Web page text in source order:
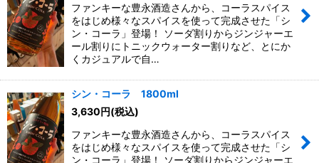
ファンキーな豊永酒造さんから、コーラスパイス
をはじめ様々なスパイスを使って完成させた「シ
ン・コーラ」登場！ ソーダ割りからジンジャーエ
ール割りにトニックウォーター割りなど、とにか
くカジュアルで自…
シン・コーラ 1800ml
3,630円(税込)
ファンキーな豊永酒造さんから、コーラスパイス
をはじめ様々なスパイスを使って完成させた「シ
ン・コーラ」登場！ ソーダ割りからジンジャーエ